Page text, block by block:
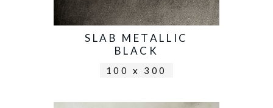
SLAB METALLIC
BLACK
100 x 300